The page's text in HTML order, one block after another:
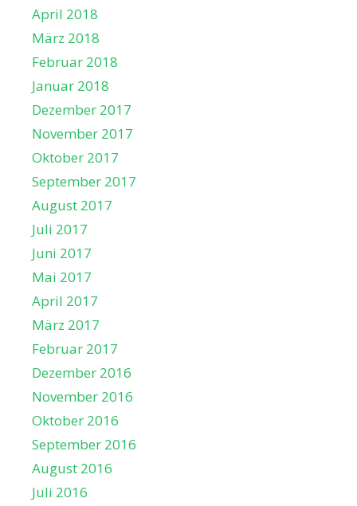
April 2018
März 2018
Februar 2018
Januar 2018
Dezember 2017
November 2017
Oktober 2017
September 2017
August 2017
Juli 2017
Juni 2017
Mai 2017
April 2017
März 2017
Februar 2017
Dezember 2016
November 2016
Oktober 2016
September 2016
August 2016
Juli 2016